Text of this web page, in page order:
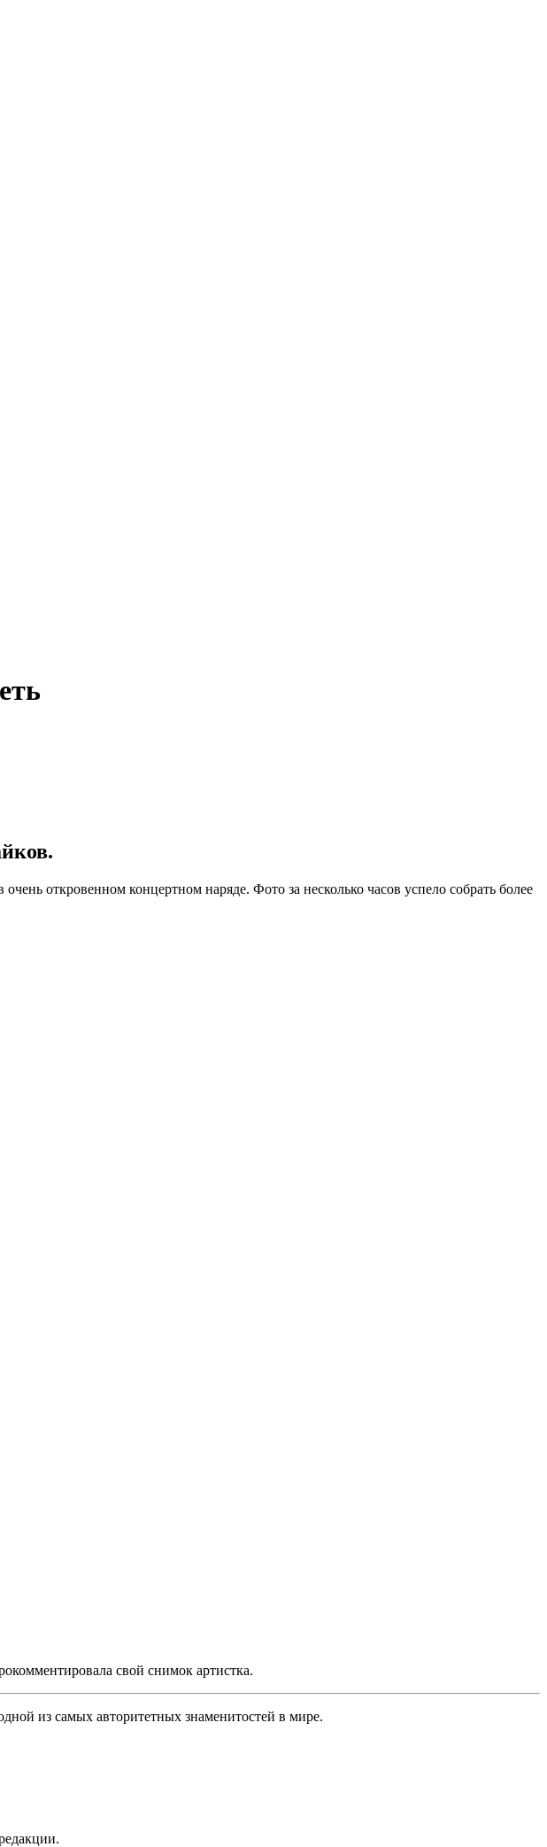
откровенном концертном наряде. Фото за несколько часов успело собрать более
свой снимок артистка.
из самых авторитетных знаменитостей в мире.